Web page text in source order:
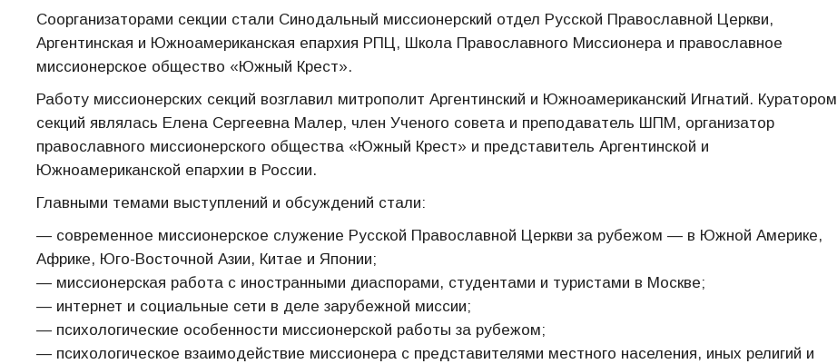
Соорганизаторами секции стали Синодальный миссионерский отдел Русской Православной Церкви,
Аргентинская и Южноамериканская епархия РПЦ, Школа Православного Миссионера и православное
миссионерское общество «Южный Крест».
Работу миссионерских секций возглавил митрополит Аргентинский и Южноамериканский Игнатий. Куратором
секций являлась Елена Сергеевна Малер, член Ученого совета и преподаватель ШПМ, организатор
православного миссионерского общества «Южный Крест» и представитель Аргентинской и
Южноамериканской епархии в России.
Главными темами выступлений и обсуждений стали:
— современное миссионерское служение Русской Православной Церкви за рубежом — в Южной Америке,
Африке, Юго-Восточной Азии, Китае и Японии;
— миссионерская работа с иностранными диаспорами, студентами и туристами в Москве;
— интернет и социальные сети в деле зарубежной миссии;
— психологические особенности миссионерской работы за рубежом;
— психологическое взаимодействие миссионера с представителями местного населения, иных религий и